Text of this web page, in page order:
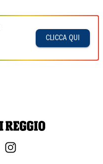
CLICCA QUI